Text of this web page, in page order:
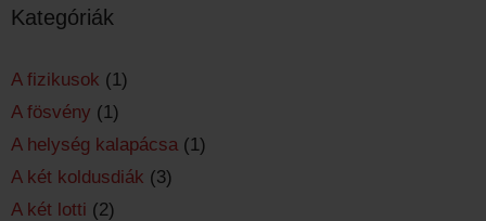
Kategóriák
A fizikusok (1)
A fösvény (1)
A helység kalapácsa (1)
A két koldusdiák (3)
A két lotti (2)